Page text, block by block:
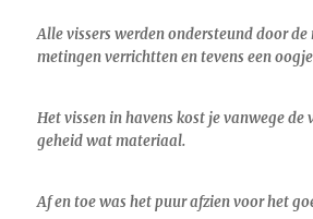
Alle vissers werden ondersteund door de
metingen verrichtten en tevens een
Het vissen in havens kost je vanwege de
geheid wat materiaal.
Af en toe was het puur afzien voor het